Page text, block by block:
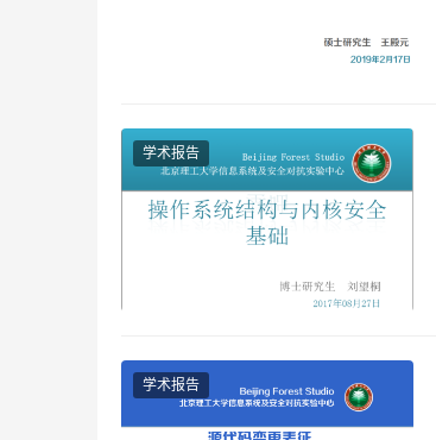
学术报告
学术报告